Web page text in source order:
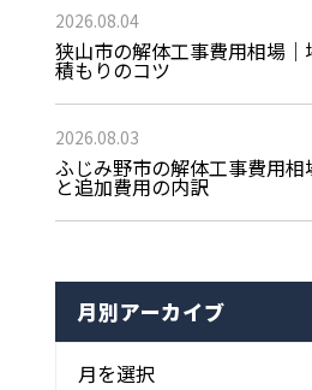
2026.08.04
狭山市の解体工事費用相場｜
積もりのコツ
2026.08.03
ふじみ野市の解体工事費用相
と追加費用の内訳
月別アーカイブ
月を選択